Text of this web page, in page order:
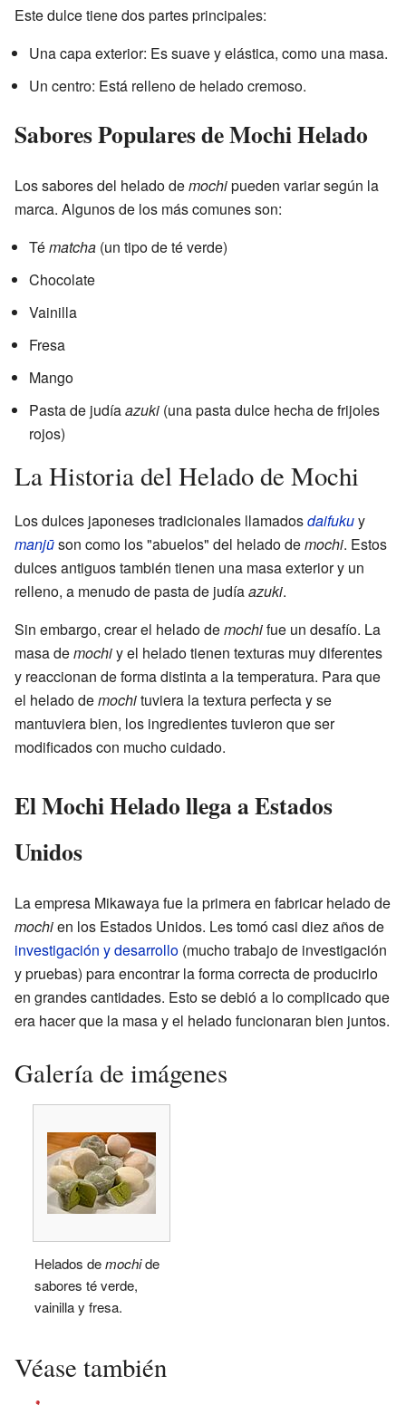
Este dulce tiene dos partes principales:
Una capa exterior: Es suave y elástica, como una masa.
Un centro: Está relleno de helado cremoso.
Sabores Populares de Mochi Helado
Los sabores del helado demochipueden variar según la
marca. Algunos de los más comunes son:
Tématcha (un tipo de té verde)
Chocolate
Vainilla
Fresa
Mango
Pasta de judíaazuki (una pasta dulce hecha de frijoles
rojos)
La Historia del Helado de Mochi
Los dulces japoneses tradicionales llamadosdaifukuy
manjūson como los "abuelos" del helado demochi. Estos
dulces antiguos también tienen una masa exterior y un
relleno, a menudo de pasta de judíaazuki.
Sin embargo, crear el helado demochifue un desafío. La
masa demochiy el helado tienen texturas muy diferentes
y reaccionan de forma distinta a la temperatura. Para que
el helado demochituviera la textura perfecta y se
mantuviera bien, los ingredientes tuvieron que ser
modificados con mucho cuidado.
El Mochi Helado llega a Estados
Unidos
La empresa Mikawaya fue la primera en fabricar helado de
mochien los Estados Unidos. Les tomó casi diez años de
investigación y desarrollo (mucho trabajo de investigación
y pruebas) para encontrar la forma correcta de producirlo
en grandes cantidades. Esto se debió a lo complicado que
era hacer que la masa y el helado funcionaran bien juntos.
Galería de imágenes
Helados demochide
sabores té verde,
vainilla y fresa.
Véase también